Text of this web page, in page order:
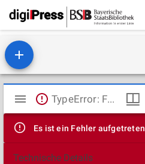
Mirador
Viewer
TypeError: Failed to fetch
Es ist ein Fehler aufgetreten
Technische Details